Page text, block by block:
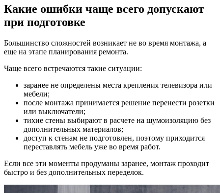
Какие ошибки чаще всего допускают
при подготовке
Большинство сложностей возникает не во время монтажа, а
еще на этапе планирования ремонта.
Чаще всего встречаются такие ситуации:
заранее не определены места крепления телевизора или
мебели;
после монтажа принимается решение перенести розетки
или выключатели;
тихие стены выбирают в расчете на шумоизоляцию без
дополнительных материалов;
доступ к стенам не подготовлен, поэтому приходится
переставлять мебель уже во время работ.
Если все эти моменты продуманы заранее, монтаж проходит
быстро и без дополнительных переделок.